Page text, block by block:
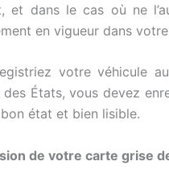
et dans le cas où ne
en vigueur dans
votre véhicule
États, vous devez
état et bien lisible.
de votre carte grise